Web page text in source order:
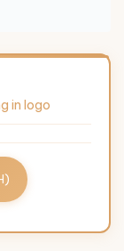
in logo